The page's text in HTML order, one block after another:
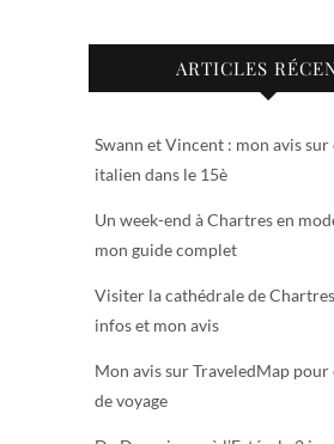
ARTICLES
Swann et Vincent : mon avis
italien dans le 15è
Un week-end à Chartres en
mon guide complet
Visiter la cathédrale de
infos et mon avis
Mon avis sur TraveledMap
de voyage